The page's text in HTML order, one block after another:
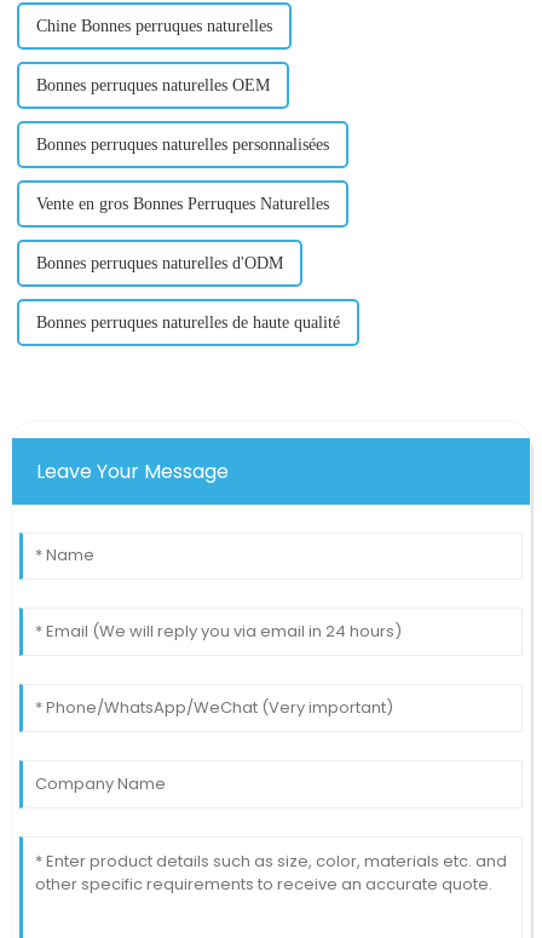
Chine Bonnes perruques naturelles
Bonnes perruques naturelles OEM
Bonnes perruques naturelles personnalisées
Vente en gros Bonnes Perruques Naturelles
Bonnes perruques naturelles d'ODM
Bonnes perruques naturelles de haute qualité
Leave Your Message